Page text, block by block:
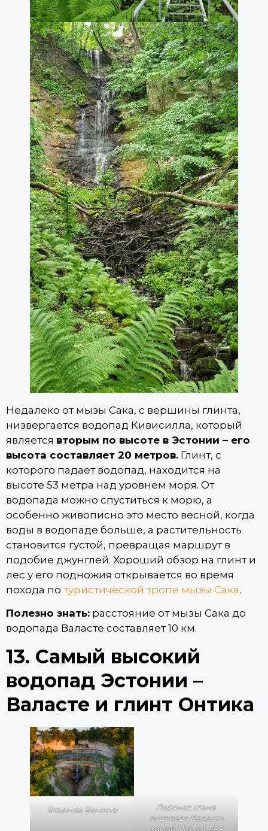
Недалеко от мызы Сака, с вершины глинта,
низвергается водопад Кивисилла, который
является вторым по высоте в Эстонии – его
высота составляет 20 метров. Глинт, с
которого падает водопад, находится на
высоте 53 метра над уровнем моря. От
водопада можно спуститься к морю, а
особенно живописно это место весной, когда
воды в водопаде больше, а растительность
становится густой, превращая маршрут в
подобие джунглей. Хороший обзор на глинт и
лес у его подножия открывается во время
похода по туристической тропе мызы Сака.
Полезно знать: расстояние от мызы Сака до
водопада Валасте составляет 10 км.
13. Самый высокий
водопад Эстонии –
Валасте и глинт Онтика
Водопад Валасте
Ледяная стена
водопада Валасте
зимой. Фото: Свен